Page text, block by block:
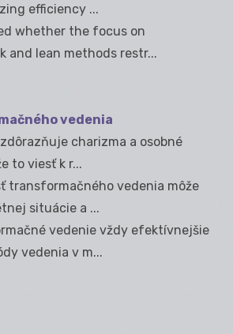
efficiency ...
whether the focus on
and lean methods restr...
vedenia
charizma a osobné
to viesť k r...
transformačného vedenia môže
situácie a ...
vedenie vždy efektívnejšie
vedenia v m...